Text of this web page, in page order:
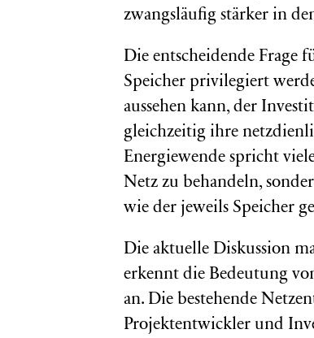
zwangsläufig stärker in
Die entscheidende Frage
Speicher privilegiert
aussehen kann, der
gleichzeitig ihre
Energiewende spricht
Netz zu behandeln,
wie der jeweils Speicher
Die aktuelle Diskussion
erkennt die Bedeutung
an. Die bestehende
Projektentwickler und